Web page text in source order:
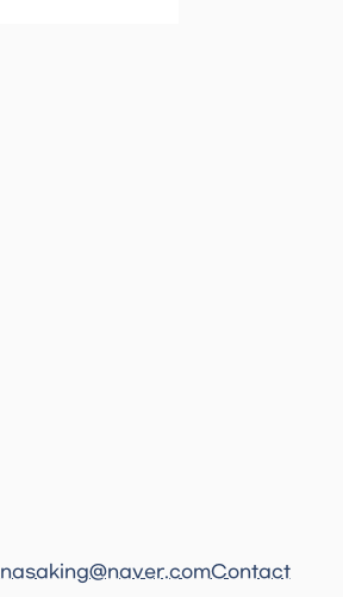
nasaking@naver.comContact